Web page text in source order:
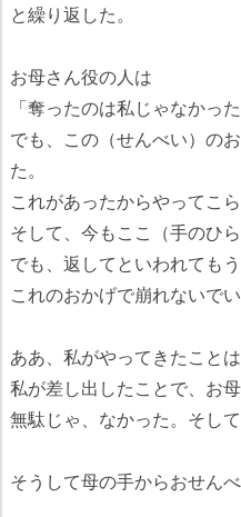
と繰り返した。
お母さん役の人は
「奪ったのは私じゃなかった
でも、この（せんべい）の
た。
これがあったからやってこら
そして、今もここ（手のひら
でも、返してといわれても
これのおかげで崩れないで
ああ、私がやってきたこと
私が差し出したことで、お
無駄じゃ、なかった。そし
そうして母の手からおせん